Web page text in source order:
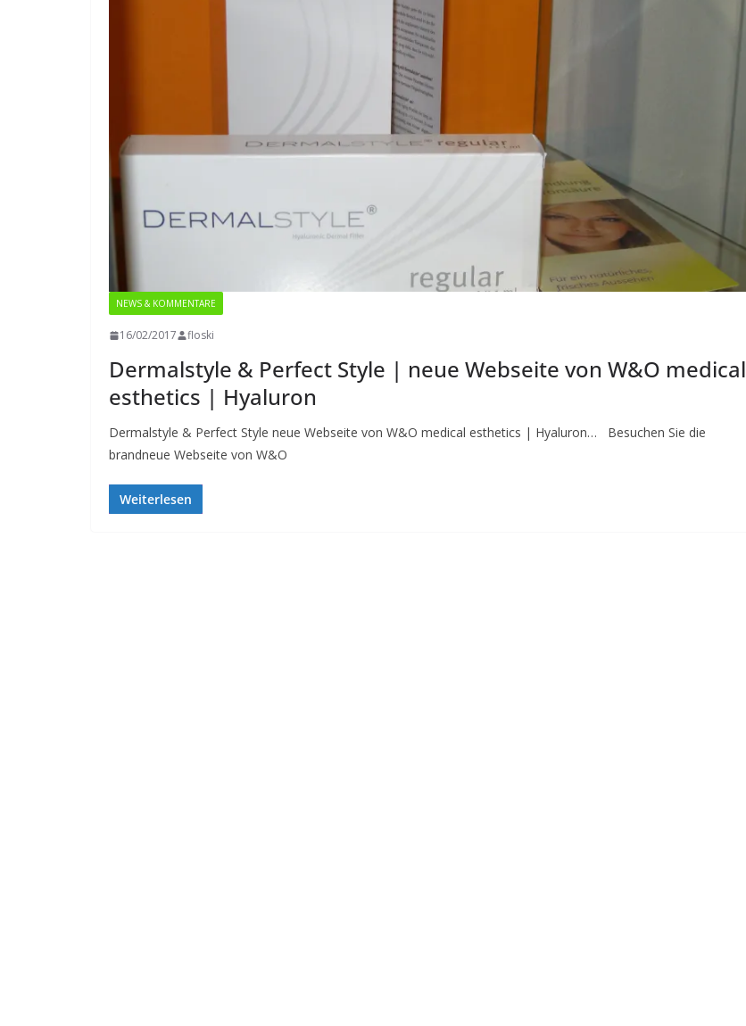
NEWS & KOMMENTARE
16/02/2017 floski
Dermalstyle & Perfect Style | neue Webseite von W&O medical
esthetics | Hyaluron
Dermalstyle & Perfect Style neue Webseite von W&O medical esthetics | Hyaluron… Besuchen Sie die
brandneue Webseite von W&O
Weiterlesen